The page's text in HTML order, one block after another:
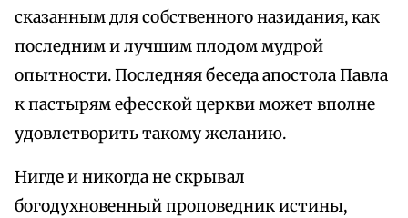
сказанным для собственного назидания, как
последним и лучшим плодом мудрой
опытности. Последняя беседа апостола Павла
к пастырям ефесской церкви может вполне
удовлетворить такому желанию.
Нигде и никогда не скрывал
богодухновенный проповедник истины,